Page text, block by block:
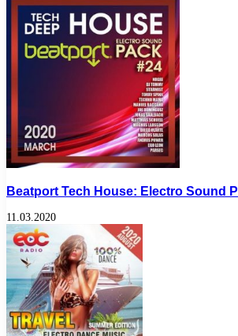
Beatport Tech House: Electro Sound
11.03.2020